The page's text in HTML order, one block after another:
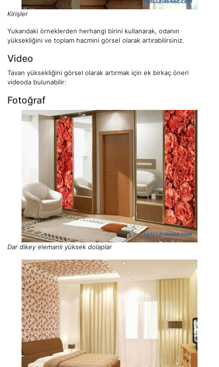
Kirişler
Yukarıdaki örneklerden herhangi birini kullanarak, odanın
yüksekliğini ve toplam hacmini görsel olarak artırabilirsiniz.
Video
Tavan yüksekliğini görsel olarak artırmak için ek birkaç öneri
videoda bulunabilir:
Fotoğraf
Dar dikey elemanlı yüksek dolaplar